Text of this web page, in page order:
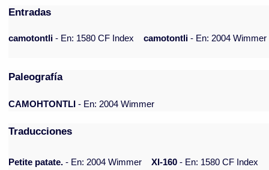
Entradas
camotontli- En: 1580 CF Index camotontli- En: 2004 Wimmer
Paleografía
CAMOHTONTLI - En: 2004 Wimmer
Traducciones
Petite patate. - En: 2004 Wimmer XI-160 - En: 1580 CF Index